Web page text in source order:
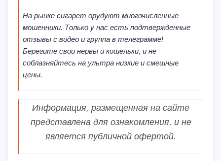
На рынке сигарет орудуют многочисленные
мошенники. Только у нас есть подтвержденные
отзывы с видео и группа в телеграмме!
Берегите свои нервы и кошельки, и не
соблазняйтесь на ультра низкие и смешные
цены.
Информация, размещенная на сайте
представлена для ознакомления, и не
является публичной офертой.